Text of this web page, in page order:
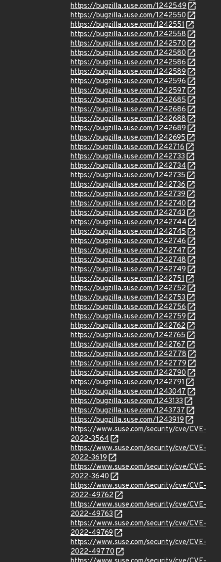
https://bugzilla.suse.com/1242549
https://bugzilla.suse.com/1242550
https://bugzilla.suse.com/1242551
https://bugzilla.suse.com/1242558
https://bugzilla.suse.com/1242570
https://bugzilla.suse.com/1242580
https://bugzilla.suse.com/1242586
https://bugzilla.suse.com/1242589
https://bugzilla.suse.com/1242596
https://bugzilla.suse.com/1242597
https://bugzilla.suse.com/1242685
https://bugzilla.suse.com/1242686
https://bugzilla.suse.com/1242688
https://bugzilla.suse.com/1242689
https://bugzilla.suse.com/1242695
https://bugzilla.suse.com/1242716
https://bugzilla.suse.com/1242733
https://bugzilla.suse.com/1242734
https://bugzilla.suse.com/1242735
https://bugzilla.suse.com/1242736
https://bugzilla.suse.com/1242739
https://bugzilla.suse.com/1242740
https://bugzilla.suse.com/1242743
https://bugzilla.suse.com/1242744
https://bugzilla.suse.com/1242745
https://bugzilla.suse.com/1242746
https://bugzilla.suse.com/1242747
https://bugzilla.suse.com/1242748
https://bugzilla.suse.com/1242749
https://bugzilla.suse.com/1242751
https://bugzilla.suse.com/1242752
https://bugzilla.suse.com/1242753
https://bugzilla.suse.com/1242756
https://bugzilla.suse.com/1242759
https://bugzilla.suse.com/1242762
https://bugzilla.suse.com/1242765
https://bugzilla.suse.com/1242767
https://bugzilla.suse.com/1242778
https://bugzilla.suse.com/1242779
https://bugzilla.suse.com/1242790
https://bugzilla.suse.com/1242791
https://bugzilla.suse.com/1243047
https://bugzilla.suse.com/1243133
https://bugzilla.suse.com/1243737
https://bugzilla.suse.com/1243919
https://www.suse.com/security/cve/CVE-
2022-3564
https://www.suse.com/security/cve/CVE-
2022-3619
https://www.suse.com/security/cve/CVE-
2022-3640
https://www.suse.com/security/cve/CVE-
2022-49762
https://www.suse.com/security/cve/CVE-
2022-49763
https://www.suse.com/security/cve/CVE-
2022-49769
https://www.suse.com/security/cve/CVE-
2022-49770